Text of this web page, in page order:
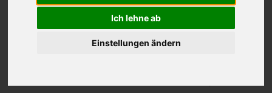
Ich lehne ab
Einstellungen ändern
Reservierung fürHigh Energy Nights
High Energy Saturday im Electric Social